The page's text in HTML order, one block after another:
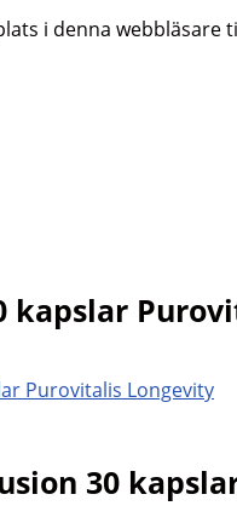
i denna webbläsare
kapslar
30